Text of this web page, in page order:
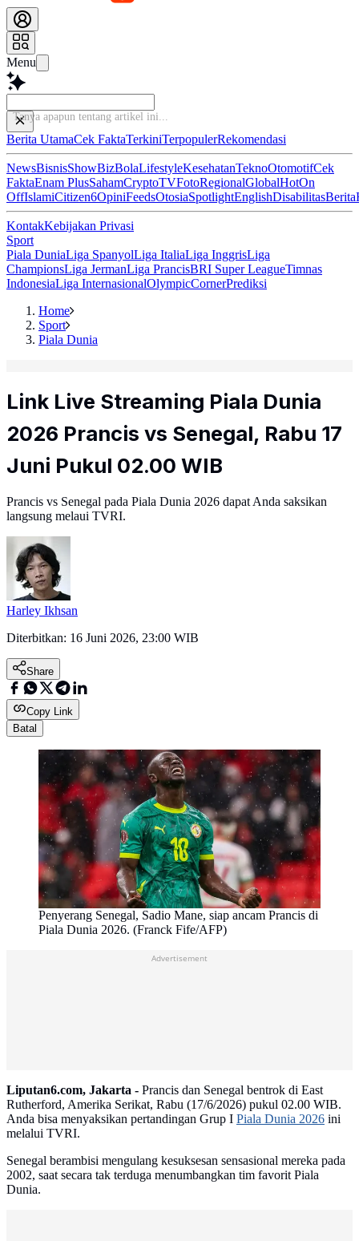
Menu
Tanya apapun tenta
Berita UtamaCek FaktaTerkiniTerpopulerRekomendasi
NewsBisnisShowBizBolaLifestyleKesehatanTeknoOtomotifCek
FaktaEnam PlusSahamCryptoTVFotoRegionalGlobalHotOn
OffIslamiCitizen6OpiniFeedsOtosiaSpotlightEnglishDisabilitasBerita
KontakKebijakan Privasi
Sport
Piala DuniaLiga SpanyolLiga ItaliaLiga InggrisLiga
ChampionsLiga JermanLiga PrancisBRI Super LeagueTimnas
IndonesiaLiga InternasionalOlympicCornerPrediksi
Home
Sport
Piala Dunia
Link Live Streaming Piala Dunia
2026 Prancis vs Senegal, Rabu 17
Juni Pukul 02.00 WIB
Prancis vs Senegal pada Piala Dunia 2026 dapat Anda saksikan
langsung melaui TVRI.
Harley Ikhsan
Diterbitkan: 16 Juni 2026, 23:00 WIB
Share
Copy Link
Batal
Penyerang Senegal, Sadio Mane, siap ancam Prancis di
Piala Dunia 2026. (Franck Fife/AFP)
Advertisement
Liputan6.com, Jakarta - Prancis dan Senegal bentrok di East
Rutherford, Amerika Serikat, Rabu (17/6/2026) pukul 02.00 WIB.
Anda bisa menyaksikan pertandingan Grup I Piala Dunia 2026 ini
melalui TVRI.
Senegal berambisi mengulang kesuksesan sensasional mereka pada
2002, saat secara tak terduga menumbangkan tim favorit Piala
Dunia.